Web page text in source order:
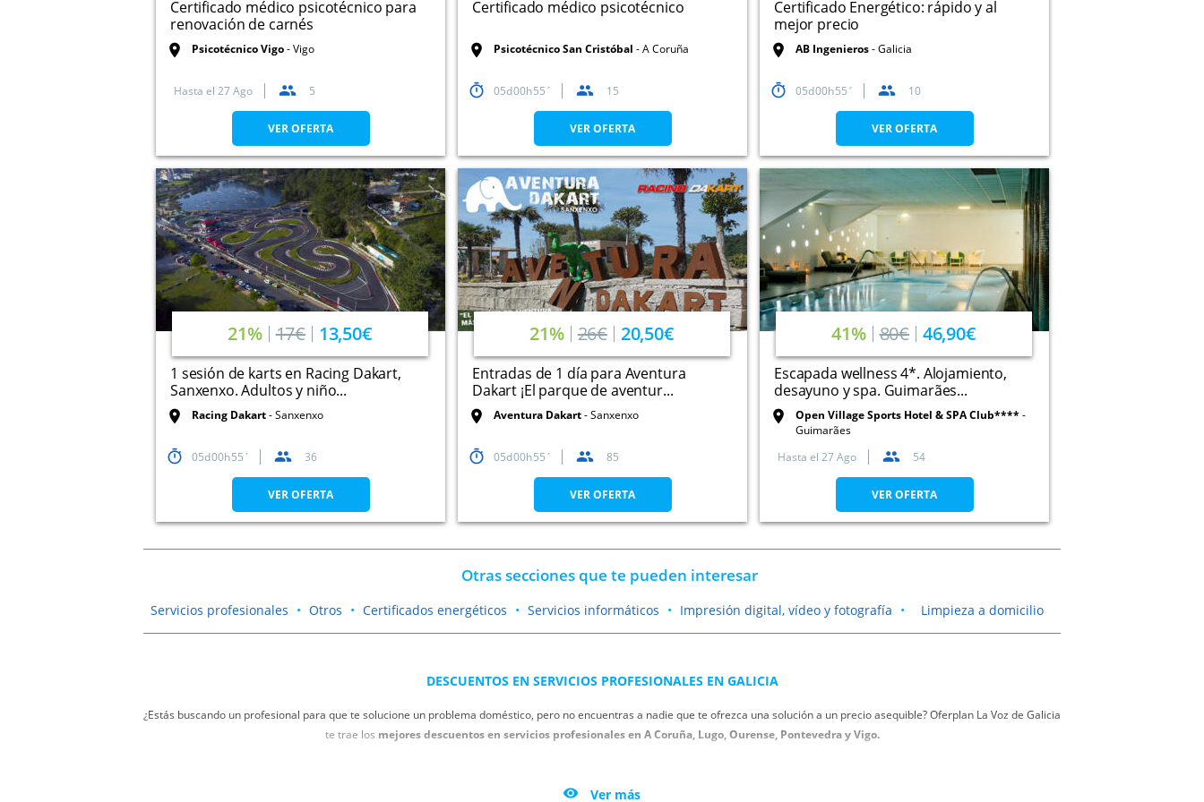
Certificado médico psicotécnico para
renovación de carnés
Psicotécnico Vigo Vigo
Hasta el 27 Ago 5
VER OFERTA
Certificado médico psicotécnico
Psicotécnico San Cristóbal A Coruña
05 00 55 15
VER OFERTA
Certificado Energético: rápido y al
mejor precio
AB Ingenieros Galicia
05 00 55 10
VER OFERTA
21% 17€ 13,50€
1 sesión de karts en Racing Dakart,
Sanxenxo. Adultos y niño...
Racing Dakart Sanxenxo
05 00 55 36
VER OFERTA
21% 26€ 20,50€
Entradas de 1 día para Aventura
Dakart ¡El parque de aventur...
Aventura Dakart Sanxenxo
05 00 55 85
VER OFERTA
41% 80€ 46,90€
Escapada wellness 4*. Alojamiento,
desayuno y spa. Guimarães...
Open Village Sports Hotel & SPA Club****
Guimarães
Hasta el 27 Ago 54
VER OFERTA
Otras secciones que te pueden interesar
Servicios profesionales Otros Certificados energéticos Servicios informáticos Impresión digital, vídeo y fotografía Limpieza a domicilio
DESCUENTOS EN SERVICIOS PROFESIONALES EN GALICIA
¿Estás buscando un profesional para que te solucione un problema doméstico, pero no encuentras a nadie que te ofrezca una solución a un precio asequible? Oferplan La Voz de Galicia
te trae los mejores descuentos en servicios profesionales en A Coruña, Lugo, Ourense, Pontevedra y Vigo.
Pontevedra y Vigo, y no pagues un pastizal por la reparación. Utiliza los descuentos para servicios de fontanería.
 Ver más